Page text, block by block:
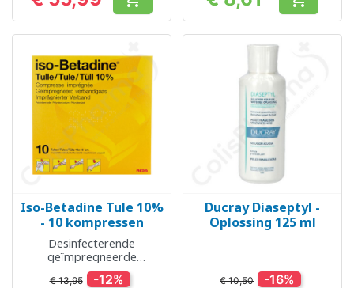
Prijs Prijs
Iso-Betadine Tule 10%
- 10 kompressen
Desinfecterende
geïmpregneerde
kompressen
€ 13,95 -12%
Ducray Diaseptyl -
Oplossing 125 ml
€ 10,50 -16%